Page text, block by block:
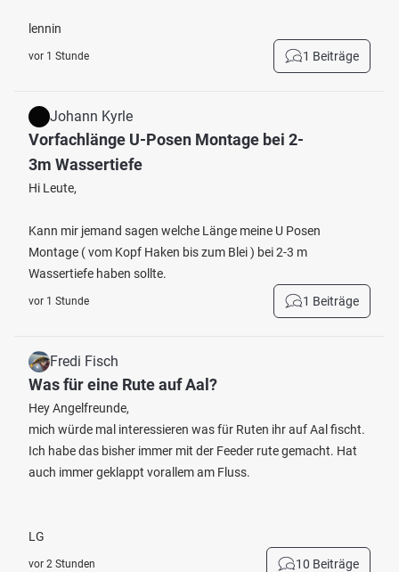
lennin
vor 1 Stunde 1 Beiträge
Johann Kyrle
Vorfachlänge U-Posen Montage bei 2-
3m Wassertiefe
Hi Leute,
Kann mir jemand sagen welche Länge meine U Posen
Montage ( vom Kopf Haken bis zum Blei ) bei 2-3 m
Wassertiefe haben sollte.
vor 1 Stunde 1 Beiträge
Fredi Fisch
Was für eine Rute auf Aal?
Hey Angelfreunde,
mich würde mal interessieren was für Ruten ihr auf Aal fischt.
Ich habe das bisher immer mit der Feeder rute gemacht. Hat
auch immer geklappt vorallem am Fluss.
LG
vor 2 Stunden 10 Beiträge